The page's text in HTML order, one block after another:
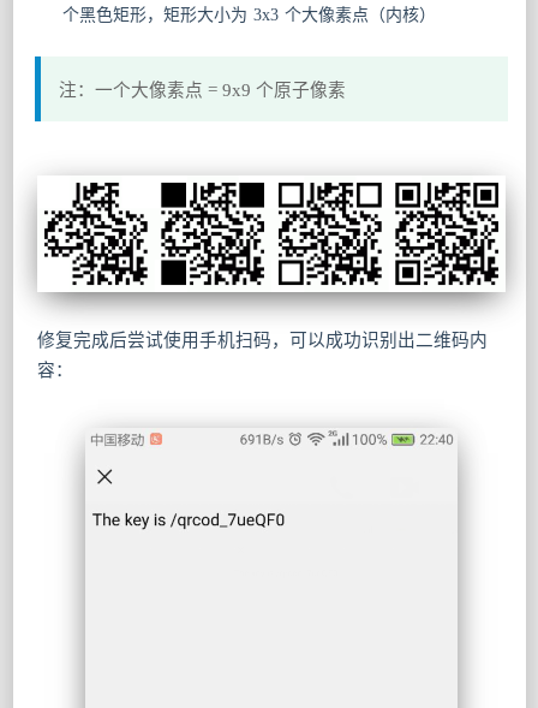
个黑色矩形，矩形大小为 3x3 个大像素点（内核）
注：一个大像素点 = 9x9 个原子像素
修复完成后尝试使用手机扫码，可以成功识别出二维码内
容：